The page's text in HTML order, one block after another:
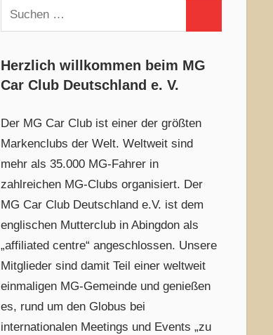
Suchen
nach:
Herzlich willkommen beim MG
Car Club Deutschland e. V.
Der MG Car Club ist einer der größten
Markenclubs der Welt. Weltweit sind
mehr als 35.000 MG-Fahrer in
zahlreichen MG-Clubs organisiert. Der
MG Car Club Deutschland e.V. ist dem
englischen Mutterclub in Abingdon als
„affiliated centre“ angeschlossen. Unsere
Mitglieder sind damit Teil einer weltweit
einmaligen MG-Gemeinde und genießen
es, rund um den Globus bei
internationalen Meetings und Events „zu